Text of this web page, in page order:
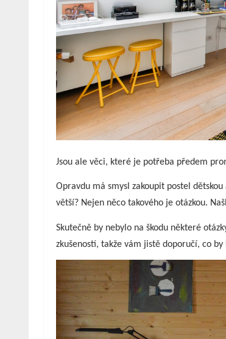
Jsou ale věci, které je potřeba předem
Opravdu má smysl zakoupit postel
větší? Nejen něco takového je otázkou.
Skutečně by nebylo na škodu některé
zkušeností, takže vám jistě doporučí, co